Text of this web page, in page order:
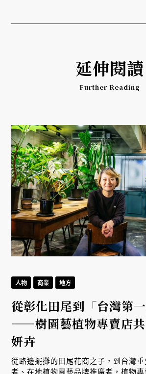
延伸閱讀
Further Reading
人物 商業 地方
從彰化田尾到「台灣第一
——樹園藝植物專賣店
妍卉
從路邊擺攤的田尾花商之子，到台灣
者、在地植物園藝品牌推廣者，植物